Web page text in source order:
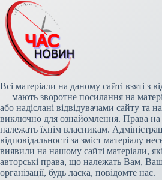
Всі матеріали на даному сайті взяті з
— мають зворотне посилання на
або надіслані відвідувачами сайту та
виключно для ознайомлення. Права на
належать їхнім власникам.
відповідальності за зміст матеріалу
виявили на нашому сайті матеріали,
авторські права, що належать Вам,
організації, будь ласка, повідомте нас.